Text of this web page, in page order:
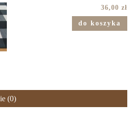
36,00 zł
do koszyka
(0)